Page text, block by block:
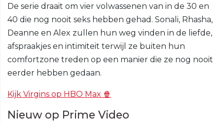
De serie draait om vier volwassenen van in de 30 en
40 die nog nooit seks hebben gehad. Sonali, Rhasha,
Deanne en Alex zullen hun weg vinden in de liefde,
afspraakjes en intimiteit terwijl ze buiten hun
comfortzone treden op een manier die ze nog nooit
eerder hebben gedaan.
Kijk Virgins op HBO Max 🍿
Nieuw op Prime Video